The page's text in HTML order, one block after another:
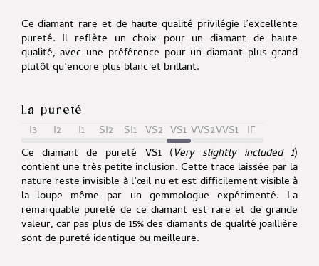
Ce diamant rare et de haute qualité privilégie l’excellente
pureté. Il reflète un choix pour un diamant de haute
qualité, avec une préférence pour un diamant plus grand
plutôt qu’encore plus blanc et brillant.
La pureté
I3 I2 I1 SI2 SI1 VS2 VS1 VVS2VVS1 IF
Ce diamant de pureté VS1 (Very slightly included 1)
contient une très petite inclusion. Cette trace laissée par la
nature reste invisible à l’œil nu et est difficilement visible à
la loupe même par un gemmologue expérimenté. La
remarquable pureté de ce diamant est rare et de grande
valeur, car pas plus de 15% des diamants de qualité joaillière
sont de pureté identique ou meilleure.